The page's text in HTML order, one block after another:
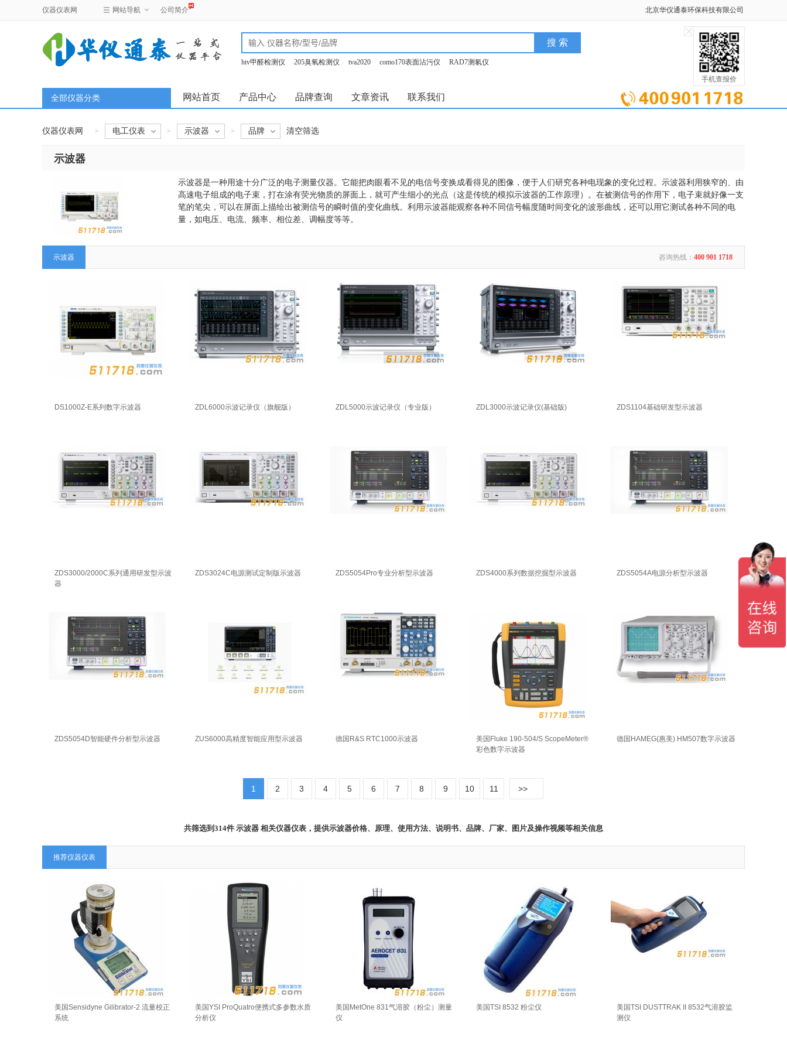
北京华仪通泰环保科技有限公司
仪器仪表网 网站导航 公司简介
htv甲醛检测仪 205臭氧检测仪 tva2020 como170表面沾污仪
RAD7测氡仪
手机查报价
网站首页 产品中心 品牌查询 文章资讯 联系我们
全部仪器分类
仪器仪表网 > 电工仪表 > 示波器 > 品牌 清空筛选
示波器
示波器是一种用途十分广泛的电子测量仪器。它能把肉眼看不见的电信号变换成看得见的图像，便于人们研究各种电现象的变化过程。示波器利用狭窄的、由
高速电子组成的电子束，打在涂有荧光物质的屏面上，就可产生细小的光点（这是传统的模拟示波器的工作原理）。在被测信号的作用下，电子束就好像一支
笔的笔尖，可以在屏面上描绘出被测信号的瞬时值的变化曲线。利用示波器能观察各种不同信号幅度随时间变化的波形曲线，还可以用它测试各种不同的电
量，如电压、电流、频率、相位差、调幅度等等。
咨询热线： 400 901 1718
示波器
DS1000Z-E系列数字示波器 ZDL6000示波记录仪（旗舰版） ZDL5000示波记录仪（专业版） ZDL3000示波记录仪(基础版) ZDS1104基础研发型示波器
ZDS3000/2000C系列通用研发型示波
器
ZDS3024C电源测试定制版示波器 ZDS5054Pro专业分析型示波器 ZDS4000系列数据挖掘型示波器 ZDS5054A电源分析型示波器
ZDS5054D智能硬件分析型示波器 ZUS6000高精度智能应用型示波器 德国R&S RTC1000示波器
美国Fluke 190-504/S ScopeMeter®
彩色数字示波器
德国HAMEG(惠美) HM507数字示波器
1 2 3 4 5 6 7 8 9 10 11 >>
共筛选到314件 示波器 相关仪器仪表，提供示波器价格、原理、使用方法、说明书、品牌、厂家、图片及操作视频等相关信息
推荐仪器仪表
美国Sensidyne Gilibrator-2 流量校正
系统
美国YSI ProQuatro便携式多参数水质
分析仪
美国MetOne 831气溶胶（粉尘）测量
仪
美国TSI 8532 粉尘仪
美国TSI DUSTTRAK II 8532气溶胶监
测仪